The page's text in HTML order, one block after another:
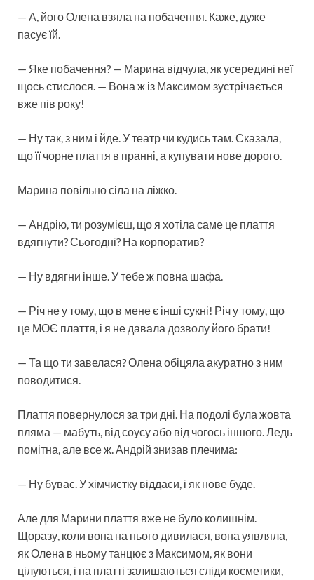
— А, його Олена взяла на побачення. Каже, дуже
пасує їй.
— Яке побачення? — Марина відчула, як усередині неї
щось стислося. — Вона ж із Максимом зустрічається
вже пів року!
— Ну так, з ним і йде. У театр чи кудись там. Сказала,
що її чорне плаття в пранні, а купувати нове дорого.
Марина повільно сіла на ліжко.
— Андрію, ти розумієш, що я хотіла саме це плаття
вдягнути? Сьогодні? На корпоратив?
— Ну вдягни інше. У тебе ж повна шафа.
— Річ не у тому, що в мене є інші сукні! Річ у тому, що
це МОЄ плаття, і я не давала дозволу його брати!
— Та що ти завелася? Олена обіцяла акуратно з ним
поводитися.
Плаття повернулося за три дні. На подолі була жовта
пляма — мабуть, від соусу або від чогось іншого. Ледь
помітна, але все ж. Андрій знизав плечима:
— Ну буває. У хімчистку віддаси, і як нове буде.
Але для Марини плаття вже не було колишнім.
Щоразу, коли вона на нього дивилася, вона уявляла,
як Олена в ньому танцює з Максимом, як вони
цілуються, і на платті залишаються сліди косметики,